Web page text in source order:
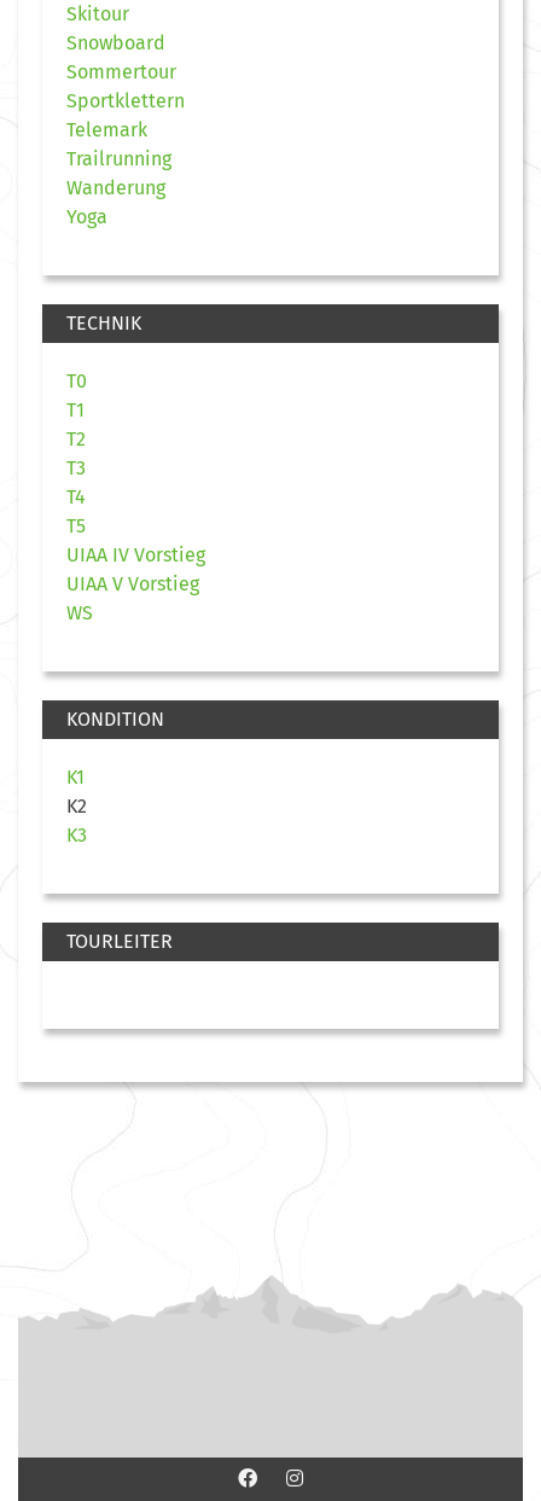
Skitour
Snowboard
Sommertour
Sportklettern
Telemark
Trailrunning
Wanderung
Yoga
TECHNIK
T0
T1
T2
T3
T4
T5
UIAA IV Vorstieg
UIAA V Vorstieg
WS
KONDITION
K1
K2
K3
TOURLEITER